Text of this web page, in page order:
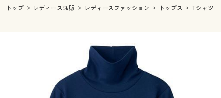
レディースファッション
インナー・下着通販すべて
ジュニア・ティーンズ下着
メンズ
寝具・インテリア・家具
寝具・インテリア・家具通販すべて
ジュニア・ティーンズ下着
キッチン・雑貨・日用品
寝具・インテリア・家具通販すべて
美容・健康通販すべて
制服・スクール
トップ レディース通販 レディースファッション トップス Tシャツ